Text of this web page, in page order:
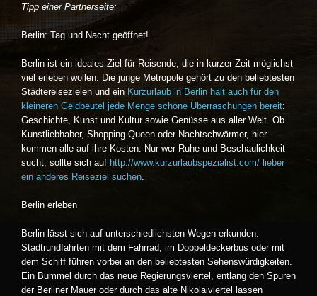
Tipp einer Partnerseite:
Berlin: Tag und Nacht geöffnet!
Berlin ist ein ideales Ziel für Reisende, die in kurzer Zeit möglichst
viel erleben wollen. Die junge Metropole gehört zu den beliebtesten
Städtereisezielen und ein Kurzurlaub in Berlin hält auch für den
kleineren Geldbeutel jede Menge schöne Überraschungen bereit:
Geschichte, Kunst und Kultur sowie Genüsse aus aller Welt. Ob
Kunstliebhaber, Shopping-Queen oder Nachtschwärmer, hier
kommen alle auf ihre Kosten. Nur wer Ruhe und Beschaulichkeit
sucht, sollte sich auf http://www.kurzurlaubspezialist.com/ lieber
ein anderes Reiseziel suchen
Berlin erleben
Berlin lässt sich auf unterschiedlichsten Wegen erkunden.
Stadtrundfahrten mit dem Fahrrad, im Doppeldeckerbus oder mit
dem Schiff führen vorbei an den beliebtesten Sehenswürdigkeiten.
Ein Bummel durch das neue Regierungsviertel, entlang den Spuren
der Berliner Mauer oder durch das alte Nikolaiviertel lassen